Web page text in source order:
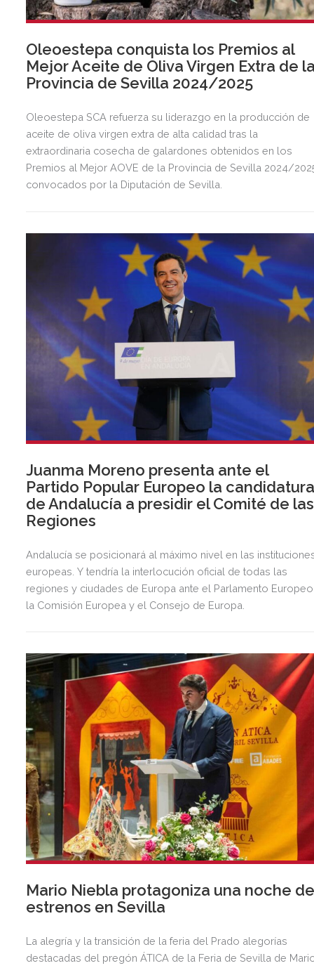
Oleoestepa conquista los Premios al
Mejor Aceite de Oliva Virgen Extra de
Provincia de Sevilla 2024/2025
Oleoestepa SCA refuerza su liderazgo en la producción de
aceite de oliva virgen extra de alta calidad tras la
extraordinaria cosecha de galardones obtenidos en los
Premios al Mejor AOVE de la Provincia de Sevilla 2024/
convocados por la Diputación de Sevilla.
Juanma Moreno presenta ante el
Partido Popular Europeo la
de Andalucía a presidir el Comité de las
Regiones
Andalucía se posicionará al máximo nivel en las
europeas. Y tendría la interlocución oficial de todas las
regiones y ciudades de Europa ante el Parlamento
la Comisión Europea y el Consejo de Europa.
Mario Niebla protagoniza una noche
estrenos en Sevilla
La alegría y la transición de la feria del Prado alegorías
destacadas del pregón ÁTICA de la Feria de Sevilla de